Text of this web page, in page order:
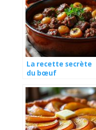
La recette secrète
du bœuf
grand-mère